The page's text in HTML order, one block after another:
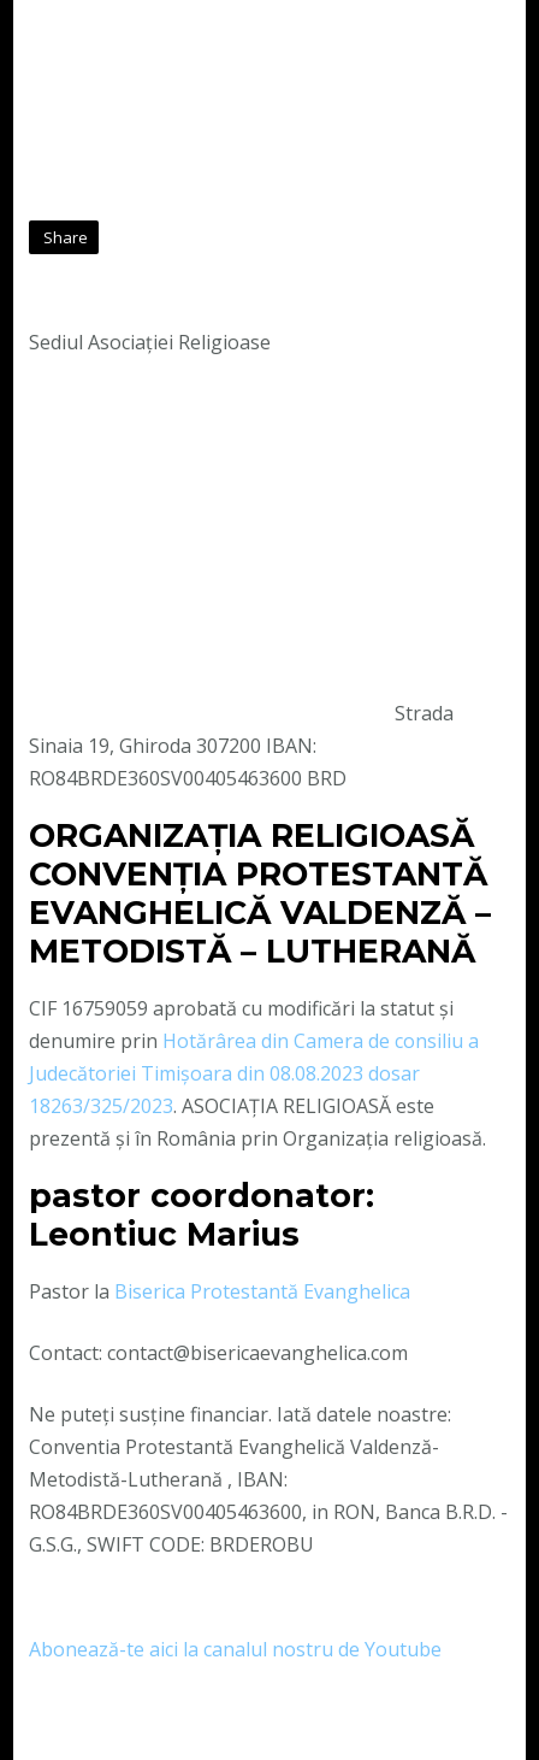
Share
Sediul Asociației Religioase
Strada
Sinaia 19, Ghiroda 307200 IBAN:
RO84BRDE360SV00405463600 BRD
ORGANIZAȚIA RELIGIOASĂ
CONVENŢIA PROTESTANTĂ
EVANGHELICĂ VALDENZĂ –
METODISTĂ – LUTHERANĂ
CIF 16759059 aprobată cu modificări la statut și
denumire prin Hotărârea din Camera de consiliu a
Judecătoriei Timișoara din 08.08.2023 dosar
18263/325/2023. ASOCIAȚIA RELIGIOASĂ este
prezentă și în România prin Organizația religioasă.
pastor coordonator:
Leontiuc Marius
Pastor la Biserica Protestantă Evanghelica
Contact: contact@bisericaevanghelica.com
Ne puteți susține financiar. Iată datele noastre:
Conventia Protestantă Evanghelică Valdenză-
Metodistă-Lutherană , IBAN:
RO84BRDE360SV00405463600, in RON, Banca B.R.D. -
G.S.G., SWIFT CODE: BRDEROBU
Abonează-te aici la canalul nostru de Youtube